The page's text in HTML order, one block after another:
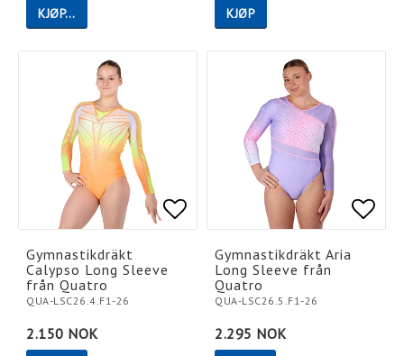
KJØP… KJØP
Add to list of favorites
Add to list of favorites
Gymnastikdräkt
Calypso Long Sleeve
från Quatro
QUA-LSC26.4.F1-26
2.150 NOK
Gymnastikdräkt Aria
Long Sleeve från
Quatro
QUA-LSC26.5.F1-26
2.295 NOK